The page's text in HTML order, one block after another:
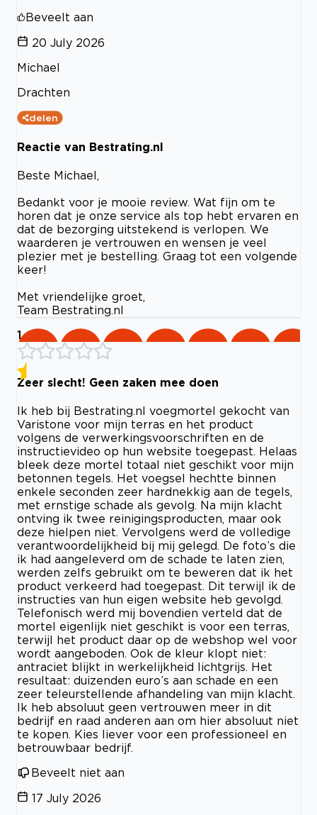
Beveelt aan
20 July 2026
Michael
Drachten
delen
Reactie van Bestrating.nl
Beste Michael,
Bedankt voor je mooie review. Wat fijn om te
horen dat je onze service als top hebt ervaren en
dat de bezorging uitstekend is verlopen. We
waarderen je vertrouwen en wensen je veel
plezier met je bestelling. Graag tot een volgende
keer!
Met vriendelijke groet,
Team Bestrating.nl
1
Zeer slecht! Geen zaken mee doen
Ik heb bij Bestrating.nl voegmortel gekocht van
Varistone voor mijn terras en het product
volgens de verwerkingsvoorschriften en de
instructievideo op hun website toegepast. Helaas
bleek deze mortel totaal niet geschikt voor mijn
betonnen tegels. Het voegsel hechtte binnen
enkele seconden zeer hardnekkig aan de tegels,
met ernstige schade als gevolg. Na mijn klacht
ontving ik twee reinigingsproducten, maar ook
deze hielpen niet. Vervolgens werd de volledige
verantwoordelijkheid bij mij gelegd. De foto’s die
ik had aangeleverd om de schade te laten zien,
werden zelfs gebruikt om te beweren dat ik het
product verkeerd had toegepast. Dit terwijl ik de
instructies van hun eigen website heb gevolgd.
Telefonisch werd mij bovendien verteld dat de
mortel eigenlijk niet geschikt is voor een terras,
terwijl het product daar op de webshop wel voor
wordt aangeboden. Ook de kleur klopt niet:
antraciet blijkt in werkelijkheid lichtgrijs. Het
resultaat: duizenden euro’s aan schade en een
zeer teleurstellende afhandeling van mijn klacht.
Ik heb absoluut geen vertrouwen meer in dit
bedrijf en raad anderen aan om hier absoluut niet
te kopen. Kies liever voor een professioneel en
betrouwbaar bedrijf.
Beveelt niet aan
17 July 2026